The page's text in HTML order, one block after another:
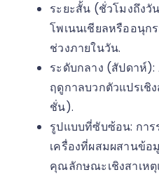
ระยะสั้น (ชั่วโมงถึงวั
โพเนนเชียลหรืออนุก
ช่วงภายในวัน.
ระดับกลาง (สัปดาห์):
ฤดูกาลบวกตัวแปรเชิ
ชั่น).
รูปแบบที่ซับซ้อน: การ
เครื่องที่ผสมผสานข้อ
คุณลักษณะเชิงสาเห